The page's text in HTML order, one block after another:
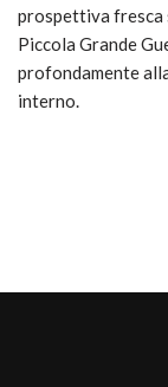
prospettiva fresca
Piccola Grande
profondamente
interno.